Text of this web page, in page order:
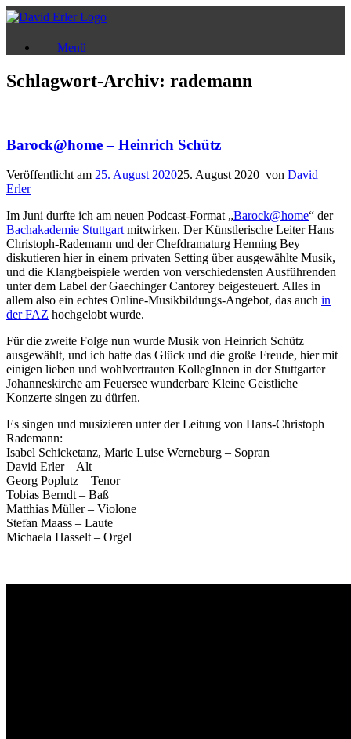
Zum
Inhalt
Menü
Schlagwort-Archiv: rademann
Barock@home – Heinrich Schütz
Veröffentlicht am 25. August 202025. August 2020 von David
Erler
Im Juni durfte ich am neuen Podcast-Format „Barock@home“ der
Bachakademie Stuttgart mitwirken. Der Künstlerische Leiter Hans
Christoph-Rademann und der Chefdramaturg Henning Bey
diskutieren hier in einem privaten Setting über ausgewählte Musik,
und die Klangbeispiele werden von verschiedensten Ausführenden
unter dem Label der Gaechinger Cantorey beigesteuert. Alles in
allem also ein echtes Online-Musikbildungs-Angebot, das auch in
der FAZ hochgelobt wurde.
Für die zweite Folge nun wurde Musik von Heinrich Schütz
ausgewählt, und ich hatte das Glück und die große Freude, hier mit
einigen lieben und wohlvertrauten KollegInnen in der Stuttgarter
Johanneskirche am Feuersee wunderbare Kleine Geistliche
Konzerte singen zu dürfen.
Es singen und musizieren unter der Leitung von Hans-Christoph
Rademann:
Isabel Schicketanz, Marie Luise Werneburg – Sopran
David Erler – Alt
Georg Poplutz – Tenor
Tobias Berndt – Baß
Matthias Müller – Violone
Stefan Maass – Laute
Michaela Hasselt – Orgel